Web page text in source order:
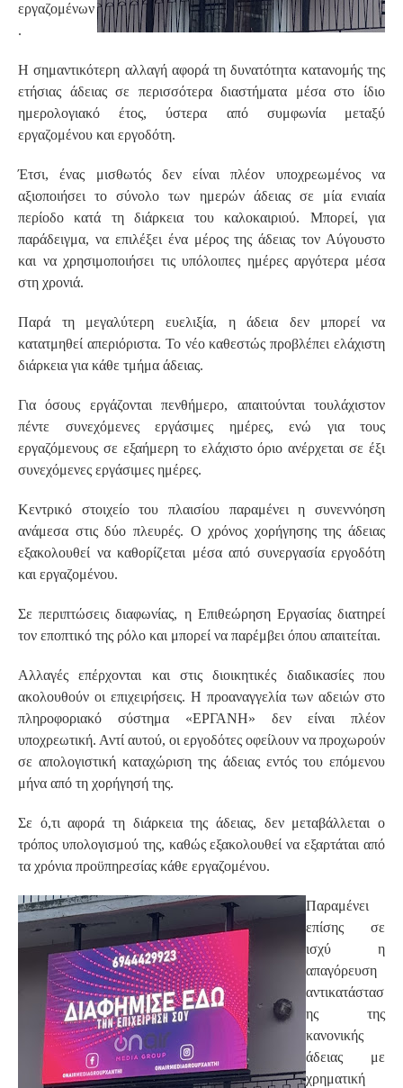
εργαζομένων
.
Η σημαντικότερη αλλαγή αφορά τη δυνατότητα κατανομής της
ετήσιας άδειας σε περισσότερα διαστήματα μέσα στο ίδιο
ημερολογιακό έτος, ύστερα από συμφωνία μεταξύ
εργαζομένου και εργοδότη.
Έτσι, ένας μισθωτός δεν είναι πλέον υποχρεωμένος να
αξιοποιήσει το σύνολο των ημερών άδειας σε μία ενιαία
περίοδο κατά τη διάρκεια του καλοκαιριού. Μπορεί, για
παράδειγμα, να επιλέξει ένα μέρος της άδειας τον Αύγουστο
και να χρησιμοποιήσει τις υπόλοιπες ημέρες αργότερα μέσα
στη χρονιά.
Παρά τη μεγαλύτερη ευελιξία, η άδεια δεν μπορεί να
κατατμηθεί απεριόριστα. Το νέο καθεστώς προβλέπει ελάχιστη
διάρκεια για κάθε τμήμα άδειας.
Για όσους εργάζονται πενθήμερο, απαιτούνται τουλάχιστον
πέντε συνεχόμενες εργάσιμες ημέρες, ενώ για τους
εργαζόμενους σε εξαήμερη το ελάχιστο όριο ανέρχεται σε έξι
συνεχόμενες εργάσιμες ημέρες.
Κεντρικό στοιχείο του πλαισίου παραμένει η συνεννόηση
ανάμεσα στις δύο πλευρές. Ο χρόνος χορήγησης της άδειας
εξακολουθεί να καθορίζεται μέσα από συνεργασία εργοδότη
και εργαζομένου.
Σε περιπτώσεις διαφωνίας, η Επιθεώρηση Εργασίας διατηρεί
τον εποπτικό της ρόλο και μπορεί να παρέμβει όπου απαιτείται.
Αλλαγές επέρχονται και στις διοικητικές διαδικασίες που
ακολουθούν οι επιχειρήσεις. Η προαναγγελία των αδειών στο
πληροφοριακό σύστημα «ΕΡΓΑΝΗ» δεν είναι πλέον
υποχρεωτική. Αντί αυτού, οι εργοδότες οφείλουν να προχωρούν
σε απολογιστική καταχώριση της άδειας εντός του επόμενου
μήνα από τη χορήγησή της.
Σε ό,τι αφορά τη διάρκεια της άδειας, δεν μεταβάλλεται ο
τρόπος υπολογισμού της, καθώς εξακολουθεί να εξαρτάται από
τα χρόνια προϋπηρεσίας κάθε εργαζομένου.
Παραμένει
επίσης σε
ισχύ η
απαγόρευση
αντικατάστασ
ης της
κανονικής
άδειας με
χρηματική